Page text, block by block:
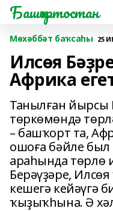
Башҡортостан
Мөхәббәт баҡсаһы 25
Илсөя
Африка
Танылған йырсы
төркөмөндә
– башҡорт та,
ошоға бәйле
араһында
Берәүҙәре,
кешегә кейәүгә
ҡыҙыҡһына. Ә